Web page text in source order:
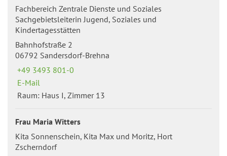
Fachbereich Zentrale Dienste und Soziales
Sachgebietsleiterin Jugend, Soziales und
Kindertagesstätten
Bahnhofstraße 2
06792 Sandersdorf-Brehna
+49 3493 801-0
E-Mail
Raum: Haus I, Zimmer 13
Frau Maria Witters
Kita Sonnenschein, Kita Max und Moritz, Hort
Zscherndorf